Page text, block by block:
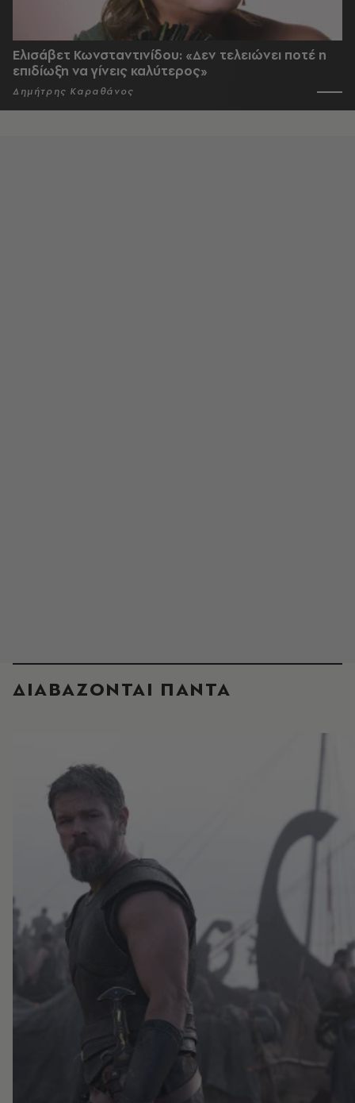
Ελισάβετ Κωνσταντινίδου: «Δεν τελειώνει ποτέ η
επιδίωξη να γίνεις καλύτερος»
Δημήτρης Καραθάνος
ΔΙΑΒΑΖΟΝΤΑΙ ΠΑΝΤΑ